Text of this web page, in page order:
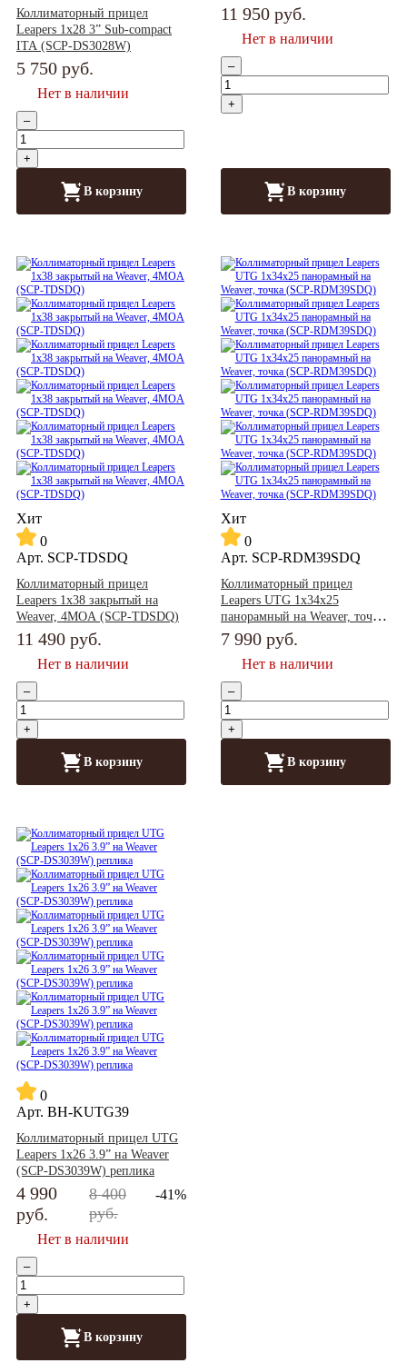
Коллиматорный прицел
Leapers 1x28 3” Sub-compact
ITA (SCP-DS3028W)
5 750 руб.
Нет в наличии
–
+
В корзину
кроншт. (SCP-MF3WEQS)
11 950 руб.
Нет в наличии
–
+
В корзину
Хит
0
Арт. SCP-TDSDQ
Коллиматорный прицел
Leapers 1x38 закрытый на
Weaver, 4MOA (SCP-TDSDQ)
11 490 руб.
Нет в наличии
–
+
В корзину
Хит
0
Арт. SCP-RDM39SDQ
Коллиматорный прицел
Leapers UTG 1x34x25
панорамный на Weaver, точка
(SCP-RDM39SDQ)
7 990 руб.
Нет в наличии
–
+
В корзину
0
Арт. BH-KUTG39
Коллиматорный прицел UTG
Leapers 1x26 3.9” на Weaver
(SCP-DS3039W) реплика
4 990
руб.
8 400
руб.
-41%
Нет в наличии
–
+
В корзину